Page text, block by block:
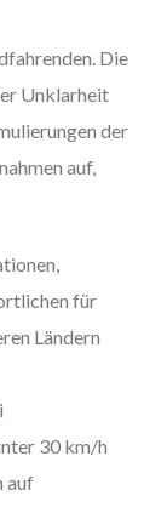
Die
Unklarheit
der
auf,
für
Ländern
30 km/h
auf